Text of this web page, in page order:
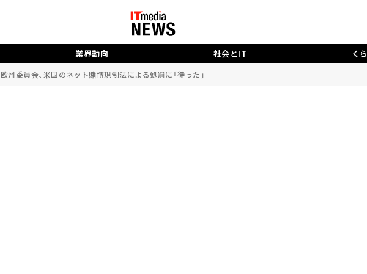
業界動向 社会とIT く
欧州委員会、米国のネット賭博規制法による処罰に「待った」